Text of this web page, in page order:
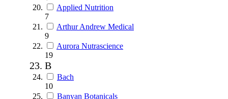
Applied Nutrition
7
Arthur Andrew Medical
9
Aurora Nutrascience
19
B
Bach
10
Banyan Botanicals